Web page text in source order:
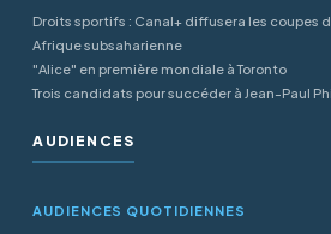
Droits sportifs : Canal+ diffusera les coupes
Afrique subsaharienne
"Alice" en première mondiale à Toronto
Trois candidats pour succéder à Jean-Paul
AUDIENCES
AUDIENCES QUOTIDIENNES